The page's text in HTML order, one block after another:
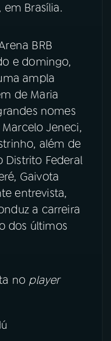
em Brasília.
BRB
e domingo,
ampla
de Maria
nomes
Jeneci,
além de
Distrito Federal
Gaivota
entrevista,
a carreira
dos últimos
no player